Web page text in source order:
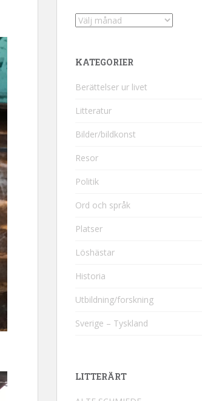
Arkiv
KATEGORIER
Berättelser ur livet
Litteratur
Bilder/bildkonst
Resor
Politik
Ord och språk
Platser
Löshästar
Historia
Utbildning/forskning
Sverige – Tyskland
LITTERÄRT